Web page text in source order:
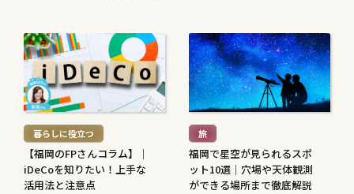
続
き
を
読
む
> 暮らしに役立つ
【福岡のFPさんコラム】｜
iDeCoを知りたい！上手な
活用法と注意点
続
き
を
読
む
> 旅
福岡で星空が見られるスポ
ット10選｜穴場や天体観測
ができる場所まで徹底解説